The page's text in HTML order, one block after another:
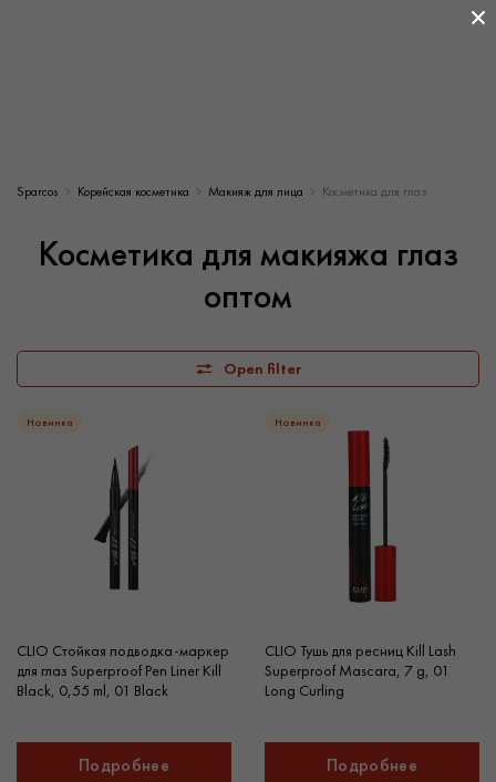
Sparcos Корейская косметика Макияж для лица Косметика для глаз
Косметика для макияжа глаз
оптом
Open filter
Новинка
CLIO Стойкая подводка-маркер
для глаз Superproof Pen Liner Kill
Black, 0,55 ml, 01 Black
Подробнее
Новинка
CLIO Тушь для ресниц Kill Lash
Superproof Mascara, 7 g, 01
Long Curling
Подробнее
×